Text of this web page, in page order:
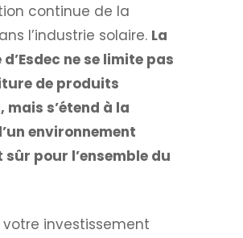
continue de la
l’industrie solaire. La
ne se limite pas
de produits
mais s’étend à la
environnement
pour l’ensemble du
votre investissement